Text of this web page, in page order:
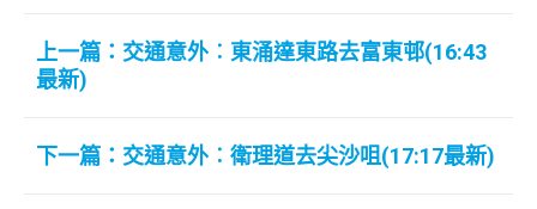
上一篇：交通意外︰東涌達東路去富東邨(16:43
最新)
下一篇：交通意外︰衛理道去尖沙咀(17:17最新)